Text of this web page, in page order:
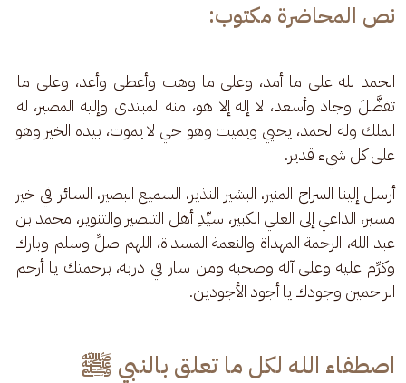
نص المحاضرة مكتوب:
الحمد لله على ما أمد، وعلى ما وهب وأعطى وأعد، وعلى ما
تفضَّلَ وجاد وأسعد، لا إله إلا هو، منه المبتدى وإليه المصير، له
الملك وله الحمد، يحيي ويميت وهو حي لا يموت، بيده الخير وهو
على كل شيء قدير.
أرسل إلينا السراج المنير، البشير النذير، السميع البصير، السائر في خير
مسير، الداعي إلى العلي الكبير، سيِّدِ أهل التبصير والتنوير، محمد بن
عبد الله، الرحمة المهداة والنعمة المسداة، اللهم صلِّ وسلم وبارك
وكرِّم عليه وعلى آله وصحبه ومن سار في دربه، برحمتك يا أرحم
الراحمين وجودك يا أجود الأجودين.
اصطفاء الله لكل ما تعلق بالنبي ﷺ